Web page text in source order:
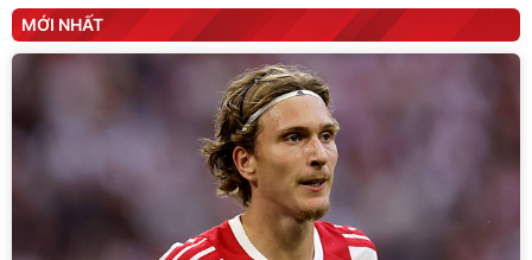
MỚI NHẤT